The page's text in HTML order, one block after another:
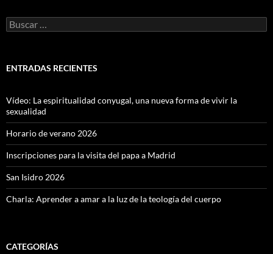
Buscar:
ENTRADAS RECIENTES
Vídeo: La espiritualidad conyugal, una nueva forma de vivir la
sexualidad
Horario de verano 2026
Inscripciones para la visita del papa a Madrid
San Isidro 2026
Charla: Aprender a amar a la luz de la teología del cuerpo
CATEGORÍAS